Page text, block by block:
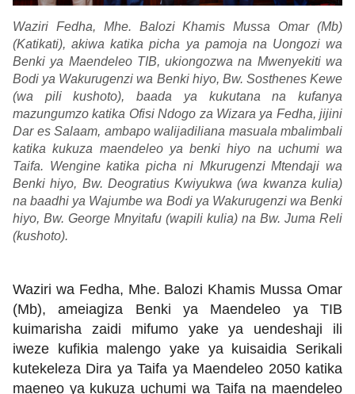
Waziri Fedha, Mhe. Balozi Khamis Mussa Omar (Mb)
(Katikati), akiwa katika picha ya pamoja na Uongozi wa
Benki ya Maendeleo TIB, ukiongozwa na Mwenyekiti wa
Bodi ya Wakurugenzi wa Benki hiyo, Bw. Sosthenes Kewe
(wa pili kushoto), baada ya kukutana na kufanya
mazungumzo katika Ofisi Ndogo za Wizara ya Fedha, jijini
Dar es Salaam, ambapo walijadiliana masuala mbalimbali
katika kukuza maendeleo ya benki hiyo na uchumi wa
Taifa. Wengine katika picha ni Mkurugenzi Mtendaji wa
Benki hiyo, Bw. Deogratius Kwiyukwa (wa kwanza kulia)
na baadhi ya Wajumbe wa Bodi ya Wakurugenzi wa Benki
hiyo, Bw. George Mnyitafu (wapili kulia) na Bw. Juma Reli
(kushoto).
Waziri wa Fedha, Mhe. Balozi Khamis Mussa Omar
(Mb), ameiagiza Benki ya Maendeleo ya TIB
kuimarisha zaidi mifumo yake ya uendeshaji ili
iweze kufikia malengo yake ya kuisaidia Serikali
kutekeleza Dira ya Taifa ya Maendeleo 2050 katika
maeneo ya kukuza uchumi wa Taifa na maendeleo